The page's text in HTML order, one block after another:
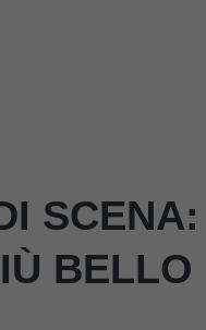
SCENA:
BELLO